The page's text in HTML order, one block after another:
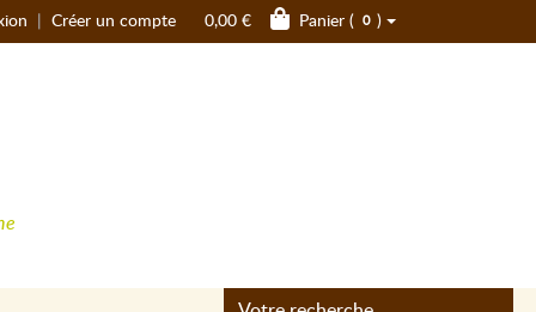
Créer un compte 0,00 € Panier ( 0 )